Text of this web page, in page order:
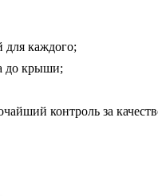
для каждого;
до крыши;
контроль за